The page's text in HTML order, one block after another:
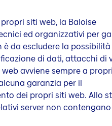
siti web, la Baloise
ed organizzativi per
da escludere la possibilità
di dati, attacchi di
web avviene sempre a
garanzia per il
dei propri siti web. Allo
server non contengano